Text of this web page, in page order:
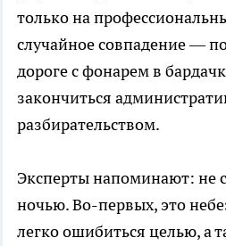
только на
случайное совпадение —
дороге с фонарем в
закончиться
разбирательством.
Эксперты напоминают: не
ночью. Во-первых, это
легко ошибиться целью, а